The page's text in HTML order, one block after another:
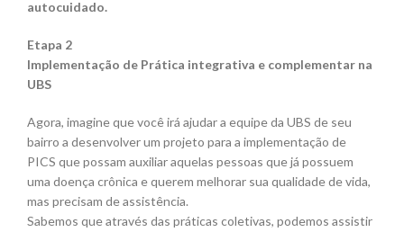
autocuidado.
Etapa 2
Implementação de Prática integrativa e complementar na
UBS
Agora, imagine que você irá ajudar a equipe da UBS de seu
bairro a desenvolver um projeto para a implementação de
PICS que possam auxiliar aquelas pessoas que já possuem
uma doença crônica e querem melhorar sua qualidade de vida,
mas precisam de assistência.
Sabemos que através das práticas coletivas, podemos assistir